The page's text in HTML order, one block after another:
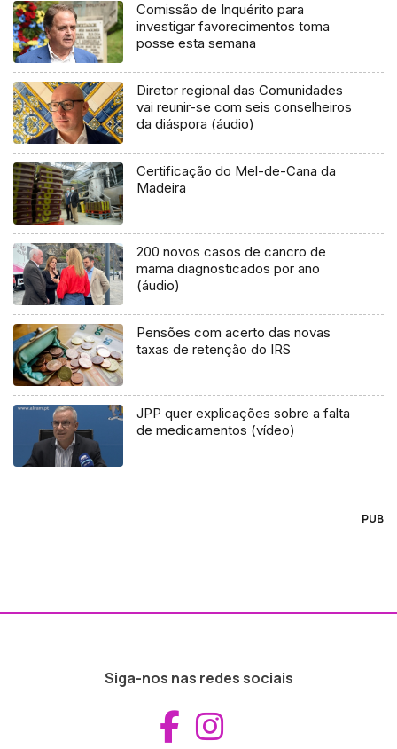
Comissão de Inquérito para
investigar favorecimentos toma
posse esta semana
Diretor regional das Comunidades
vai reunir-se com seis conselheiros
da diáspora (áudio)
Certificação do Mel-de-Cana da
Madeira
200 novos casos de cancro de
mama diagnosticados por ano
(áudio)
Pensões com acerto das novas
taxas de retenção do IRS
JPP quer explicações sobre a falta
de medicamentos (vídeo)
PUB
Siga-nos nas redes sociais
Aceder ao